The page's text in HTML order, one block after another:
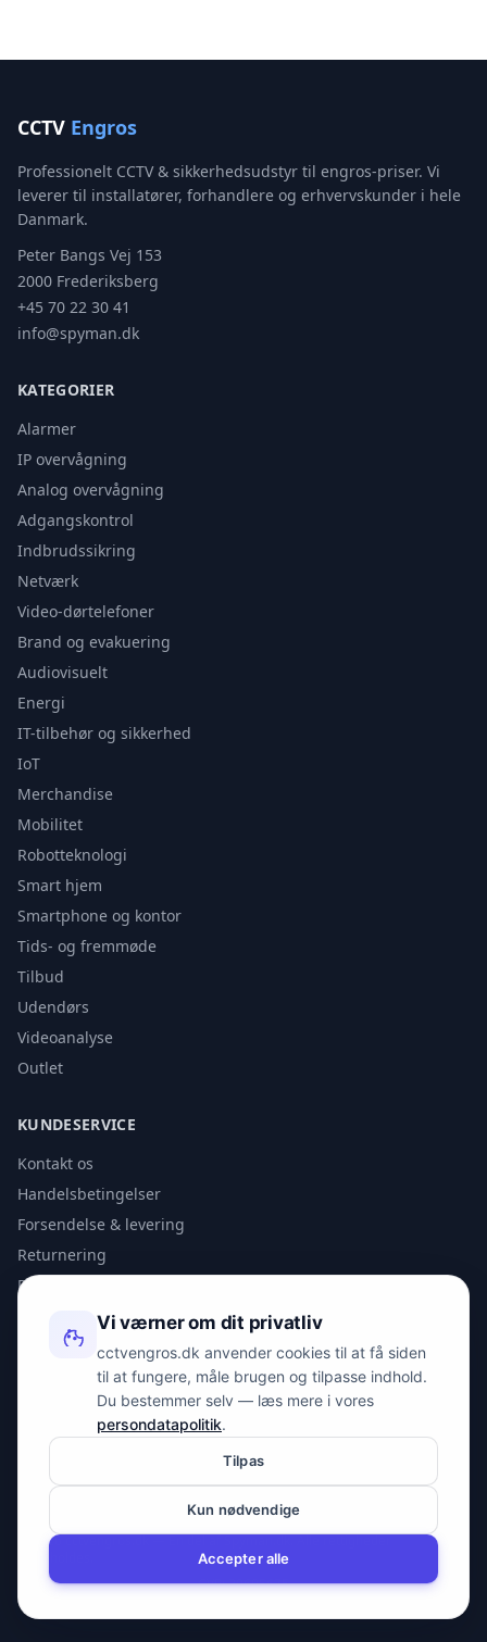
CCTV Engros
Professionelt CCTV & sikkerhedsudstyr til engros-priser. Vi
leverer til installatører, forhandlere og erhvervskunder i hele
Danmark.
Peter Bangs Vej 153
2000 Frederiksberg
+45 70 22 30 41
info@spyman.dk
KATEGORIER
Alarmer
IP overvågning
Analog overvågning
Adgangskontrol
Indbrudssikring
Netværk
Video-dørtelefoner
Brand og evakuering
Audiovisuelt
Energi
IT-tilbehør og sikkerhed
IoT
Merchandise
Mobilitet
Robotteknologi
Smart hjem
Smartphone og kontor
Tids- og fremmøde
Tilbud
Udendørs
Videoanalyse
Outlet
KUNDESERVICE
Kontakt os
Handelsbetingelser
Forsendelse & levering
Returnering
Privatlivspolitik
KONTAKT
info@spyman.dk
Peter Bangs Vej 153, 2000 Frederiksberg
© 2026 cctvengros.dk — En del af Spyman.dk. Alle rettigheder
CVR: 30605675
Vi værner om dit privatliv
cctvengros.dk anvender cookies til at få siden
til at fungere, måle brugen og tilpasse indhold.
Du bestemmer selv — læs mere i vores
persondatapolitik.
Tilpas
Kun nødvendige
Accepter alle